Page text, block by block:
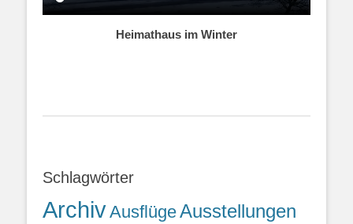
Heimathaus im Winter
Schlagwörter
ArchivAusflügeAusstellungen